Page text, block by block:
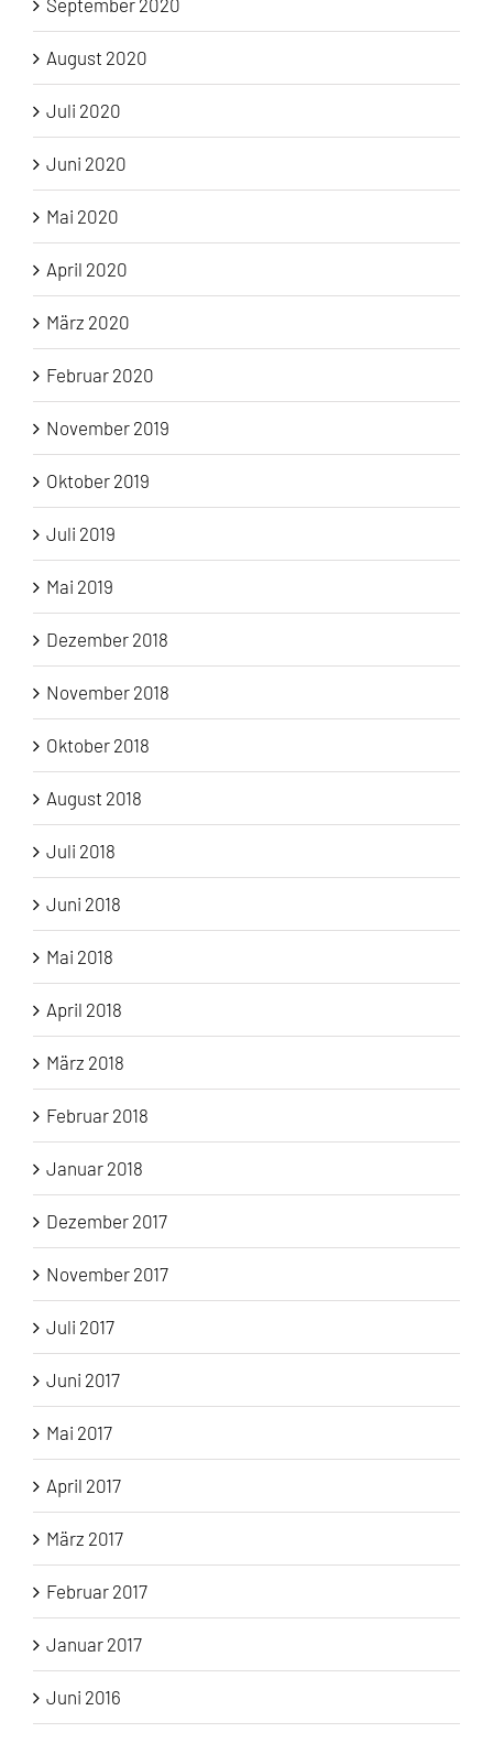
August 2020
Juli 2020
Juni 2020
Mai 2020
April 2020
März 2020
Februar 2020
November 2019
Oktober 2019
Juli 2019
Mai 2019
Dezember 2018
November 2018
Oktober 2018
August 2018
Juli 2018
Juni 2018
Mai 2018
April 2018
März 2018
Februar 2018
Januar 2018
Dezember 2017
November 2017
Juli 2017
Juni 2017
Mai 2017
April 2017
März 2017
Februar 2017
Januar 2017
Juni 2016